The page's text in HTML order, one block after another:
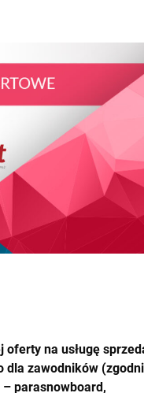
na usługę
dla zawodników
parasnowboard,